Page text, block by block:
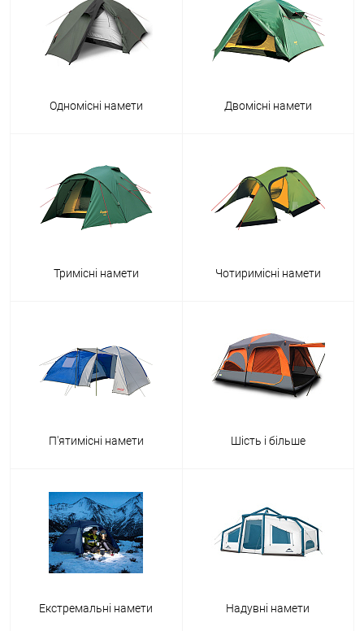
Одномісні намети Двомісні намети
Тримісні намети Чотиримісні намети
П'ятимісні намети Шість і більше
Екстремальні намети Надувні намети